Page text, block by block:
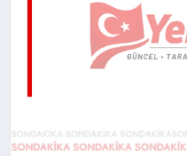
SPOR